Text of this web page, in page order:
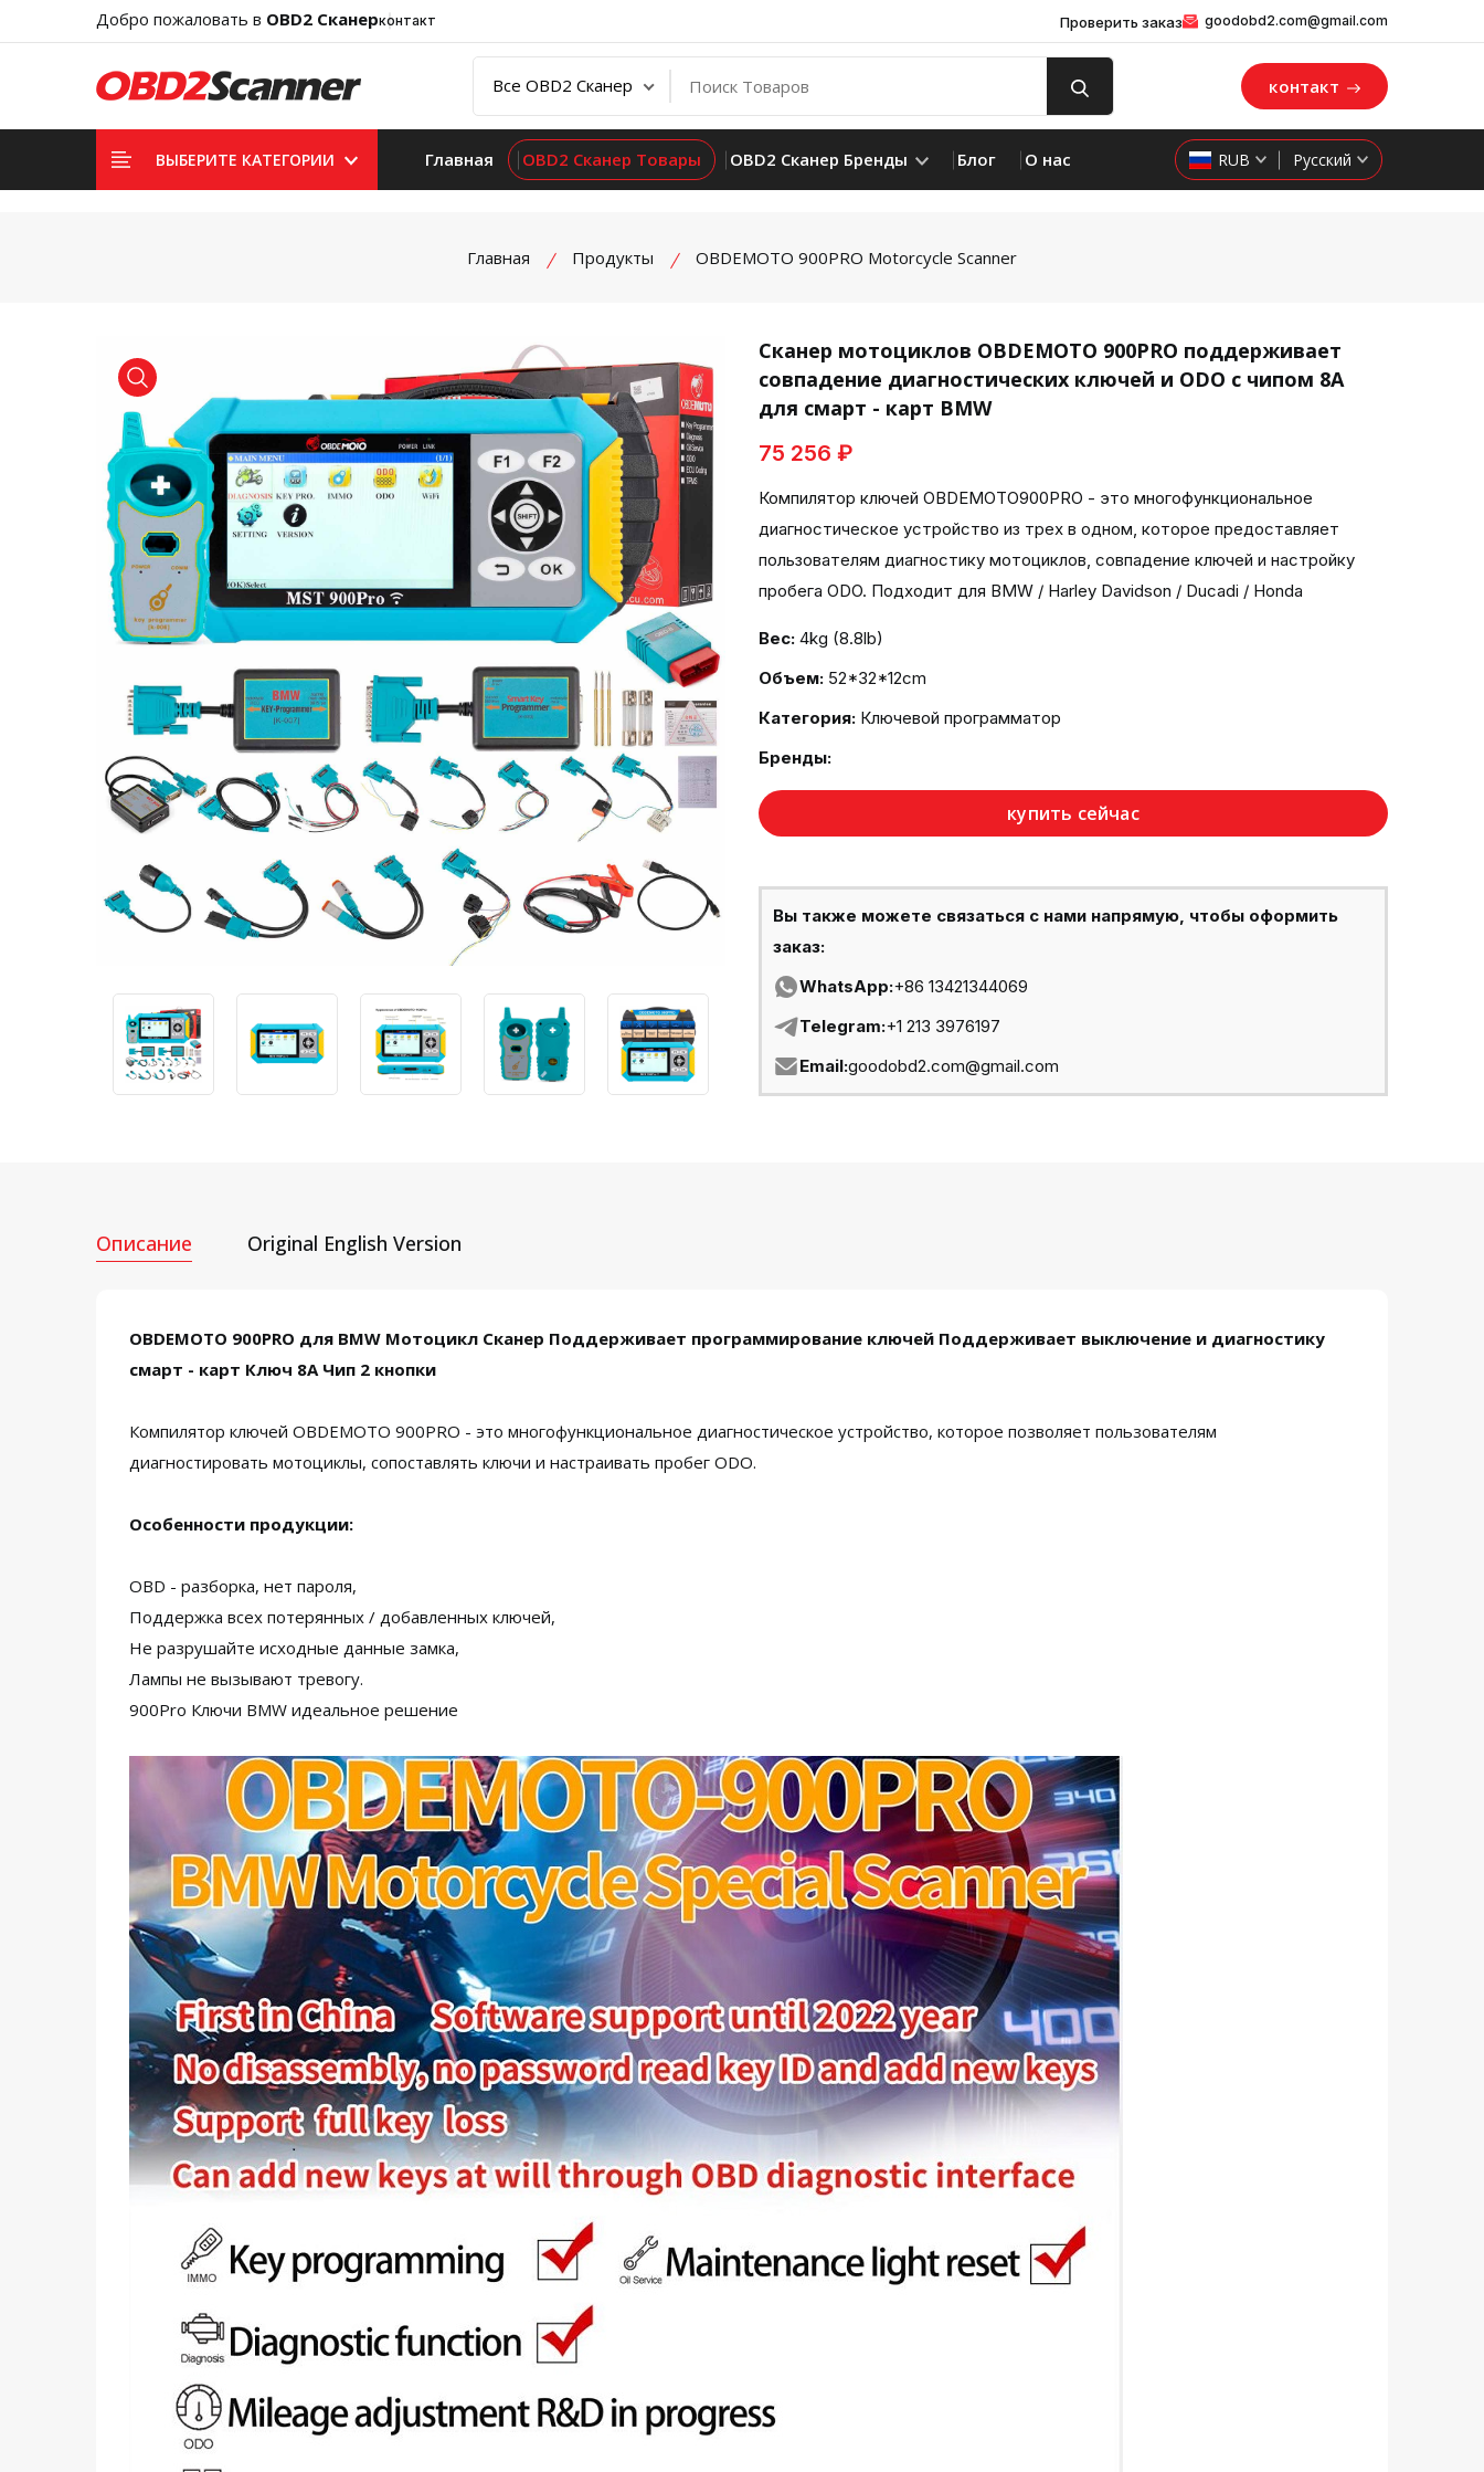
Добро пожаловать в OBD2 Сканерконтакт Проверить заказ goodobd2.com@gmail.com
контакт
ВЫБЕРИТЕ КАТЕГОРИИ Главная OBD2 Сканер Товары OBD2 Сканер Бренды Блог О нас RUB Русский
Главная Продукты OBDEMOTO 900PRO Motorcycle Scanner
product view product view
Сканер мотоциклов OBDEMOTO 900PRO поддерживает
совпадение диагностических ключей и ODO с чипом 8A
для смарт - карт BMW
75 256 ₽
Компилятор ключей OBDEMOTO900PRO - это многофункциональное
диагностическое устройство из трех в одном, которое предоставляет
пользователям диагностику мотоциклов, совпадение ключей и настройку
пробега ODO. Подходит для BMW / Harley Davidson / Ducadi / Honda
Вес: 4kg (8.8lb)
Объем: 52*32*12cm
Категория: Ключевой программатор
Бренды:
купить сейчас
Вы также можете связаться с нами напрямую, чтобы оформить
заказ:
WhatsApp:+86 13421344069
Telegram:+1 213 3976197
Email:goodobd2.com@gmail.com
Описание Original English Version
OBDEMOTO 900PRO для BMW Мотоцикл Сканер Поддерживает программирование ключей Поддерживает выключение и диагностику
смарт - карт Ключ 8A Чип 2 кнопки
Компилятор ключей OBDEMOTO 900PRO - это многофункциональное диагностическое устройство, которое позволяет пользователям
диагностировать мотоциклы, сопоставлять ключи и настраивать пробег ODO.
Особенности продукции:
OBD - разборка, нет пароля,
Поддержка всех потерянных / добавленных ключей,
Не разрушайте исходные данные замка,
Лампы не вызывают тревогу.
900Pro Ключи BMW идеальное решение